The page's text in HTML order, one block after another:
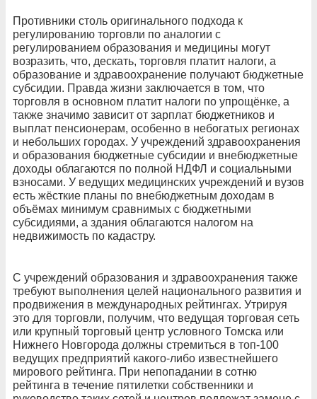
Противники столь оригинального подхода к
регулированию торговли по аналогии с
регулированием образования и медицины могут
возразить, что, дескать, торговля платит налоги, а
образование и здравоохранение получают бюджетные
субсидии. Правда жизни заключается в том, что
торговля в основном платит налоги по упрощёнке, а
также значимо зависит от зарплат бюджетников и
выплат пенсионерам, особенно в небогатых регионах
и небольших городах. У учреждений здравоохранения
и образования бюджетные субсидии и внебюджетные
доходы облагаются по полной НДФЛ и социальными
взносами. У ведущих медицинских учреждений и вузов
есть жёсткие планы по внебюджетным доходам в
объёмах минимум сравнимых с бюджетными
субсидиями, а здания облагаются налогом на
недвижимость по кадастру.
С учреждений образования и здравоохранения также
требуют выполнения целей национального развития и
продвижения в международных рейтингах. Утрируя
это для торговли, получим, что ведущая торговая сеть
или крупный торговый центр условного Томска или
Нижнего Новгорода должны стремиться в топ-100
ведущих предприятий какого-либо известнейшего
мирового рейтинга. При непопадании в сотню
рейтинга в течение пятилетки собственники и